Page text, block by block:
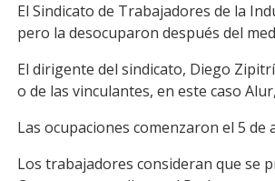
Facebook
WhatsApp
El Sindicato de Trabajadores de la
pero la desocuparon después del
El dirigente del sindicato, Diego
o de las vinculantes, en este caso
Las ocupaciones comenzaron el 5
Los trabajadores consideran que se